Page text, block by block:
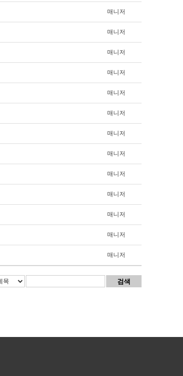
매니저
매니저
매니저
매니저
매니저
매니저
매니저
매니저
매니저
매니저
매니저
매니저
매니저